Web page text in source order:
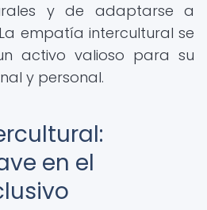
y de adaptarse a
empatía intercultural se
activo valioso para su
y personal.
en el